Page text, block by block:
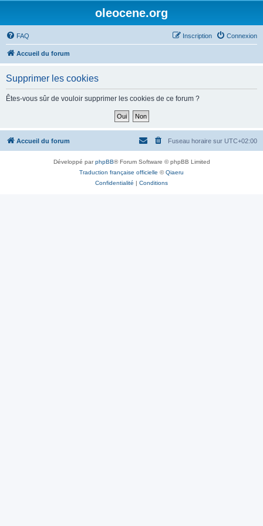
oleocene.org
FAQ Connexion
Inscription
Accueil du forum
Supprimer les cookies
Êtes-vous sûr de vouloir supprimer les cookies de ce forum ?
Accueil du forum Fuseau horaire sur UTC+02:00
Développé parphpBB® Forum Software © phpBB Limited
Traduction française officielle ©Qiaeru
Confidentialité | Conditions